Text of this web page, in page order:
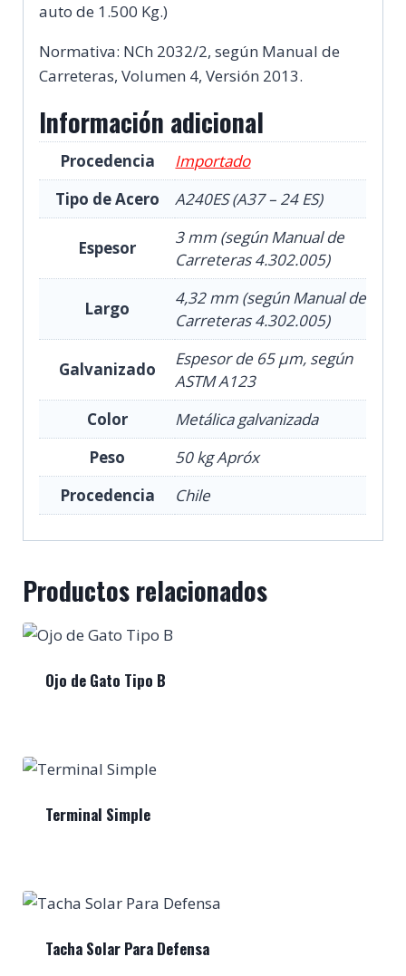
auto de 1.500 Kg.)
Normativa: NCh 2032/2, según Manual de
Carreteras, Volumen 4, Versión 2013.
Información adicional
Procedencia
Importado
Tipo de Acero
A240ES (A37 – 24 ES)
Espesor
3 mm (según Manual de
Carreteras 4.302.005)
Largo
4,32 mm (según Manual de
Carreteras 4.302.005)
Galvanizado
Espesor de 65 µm, según
ASTM A123
Color
Metálica galvanizada
Peso
50 kg Apróx
Procedencia
Chile
Productos relacionados
Ojo de Gato Tipo B
Terminal Simple
Tacha Solar Para Defensa